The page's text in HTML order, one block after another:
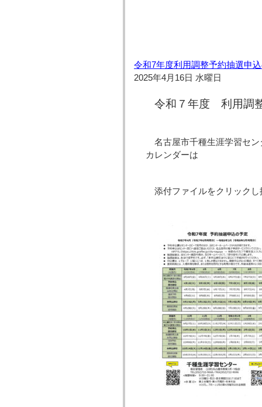
令和7年度利用調整予約抽選申
2025年4月16日 水曜日
令和７年度 利用調
名古屋市千種生涯学習セ
カレンダーは
添付ファイルをクリック